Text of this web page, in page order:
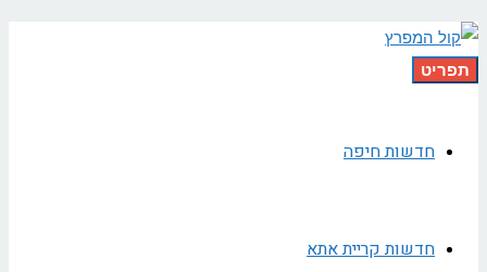
תפריט
חדשות חיפה
חדשות קריית אתא